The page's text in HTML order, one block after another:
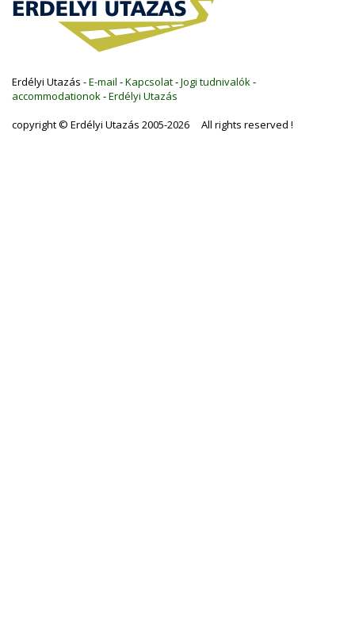
Erdélyi Utazás -E-mail -Kapcsolat-Jogi tudnivalók -
accommodationok -Erdélyi Utazás
copyright © Erdélyi Utazás 2005-2026 All rights reserved !